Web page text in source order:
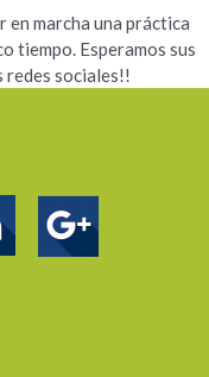
en marcha una práctica
tiempo. Esperamos sus
redes sociales!!